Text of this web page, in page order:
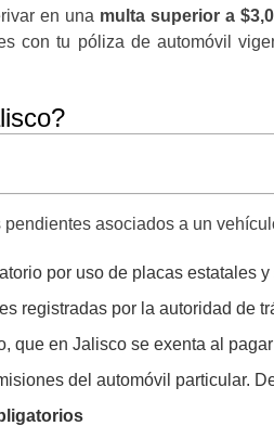
en una multa superior a
con tu póliza de automóvil
asociados a un
por uso de placas estatales
registradas por la autoridad de
que en Jalisco se exenta al
del automóvil particular.